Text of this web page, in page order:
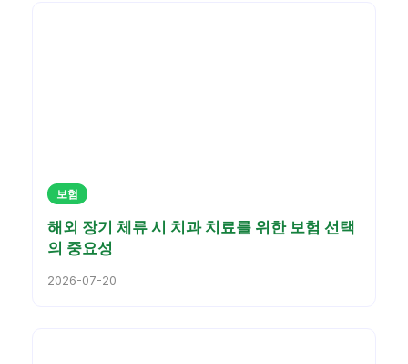
보험
해외 장기 체류 시 치과 치료를 위한 보험 선택
의 중요성
2026-07-20